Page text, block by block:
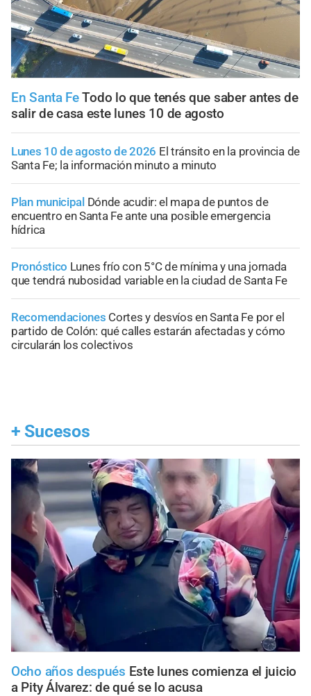
En Santa FeTodo lo que tenés que saber antes de
salir de casa este lunes 10 de agosto
Lunes 10 de agosto de 2026 El tránsito en la provincia de
Santa Fe; la información minuto a minuto
Plan municipal Dónde acudir: el mapa de puntos de
encuentro en Santa Fe ante una posible emergencia
hídrica
Pronóstico Lunes frío con 5°C de mínima y una jornada
que tendrá nubosidad variable en la ciudad de Santa Fe
Recomendaciones Cortes y desvíos en Santa Fe por el
partido de Colón: qué calles estarán afectadas y cómo
circularán los colectivos
+ Sucesos
Ocho años después Este lunes comienza el juicio
a Pity Álvarez: de qué se lo acusa